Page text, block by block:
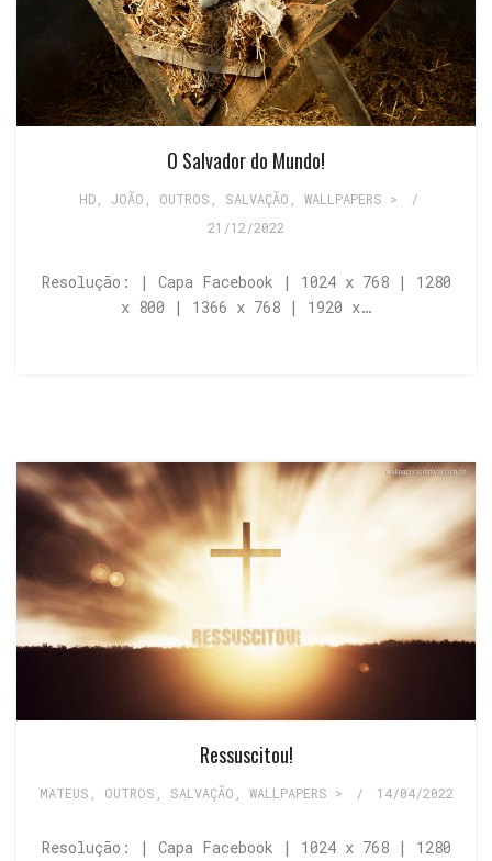
O Salvador do Mundo!
HD JOÃO OUTROS SALVAÇÃO WALLPAPERS >
/
21/12/2022
Resolução: | Capa Facebook | 1024 x 768 | 1280
x 800 | 1366 x 768 | 1920 x…
Ressuscitou!
MATEUS OUTROS SALVAÇÃO WALLPAPERS > / 14/04/2022
Resolução: | Capa Facebook | 1024 x 768 | 1280